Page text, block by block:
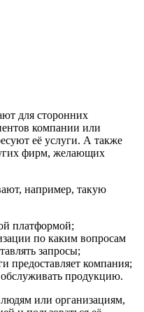
для сторонних
компании или
её услуги. А также
фирм, желающих
например, такую
платформой;
по каким вопросам
запросы;
предоставляет компания;
обслуживать продукцию.
или организациям,